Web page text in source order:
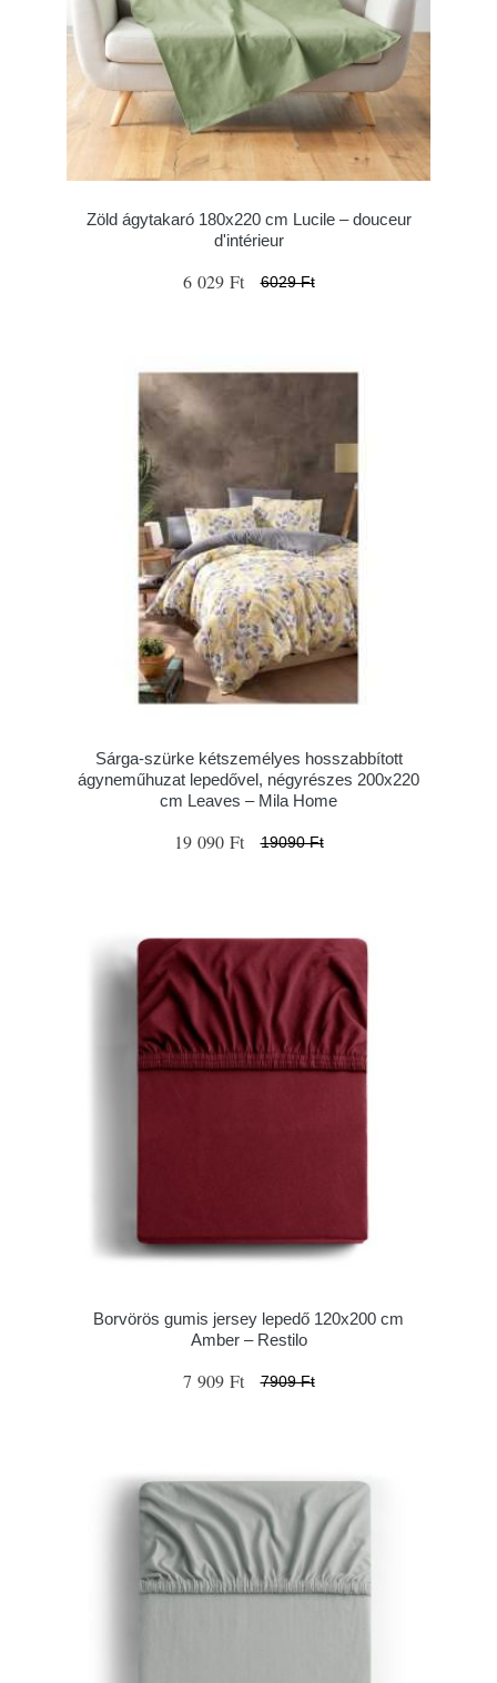
Zöld ágytakaró 180x220 cm Lucile – douceur
d'intérieur
6 029 Ft 6029 Ft
Sárga-szürke kétszemélyes hosszabbított
ágyneműhuzat lepedővel, négyrészes 200x220
cm Leaves – Mila Home
19 090 Ft 19090 Ft
Borvörös gumis jersey lepedő 120x200 cm
Amber – Restilo
7 909 Ft 7909 Ft